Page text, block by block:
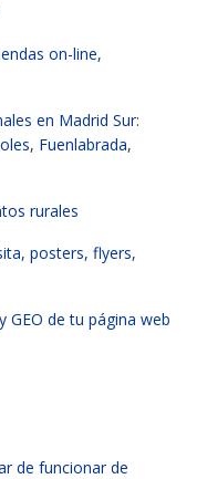
on-line,
en Madrid Sur:
, Fuenlabrada,
rurales
posters, flyers,
GEO de tu página web
de funcionar de